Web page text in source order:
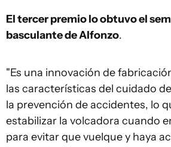
El tercer premio lo obtuvo el
basculante de Alfonzo.
"Es una innovación de
las características del cuidado
la prevención de accidentes, lo
estabilizar la volcadora cuando
para evitar que vuelque y haya